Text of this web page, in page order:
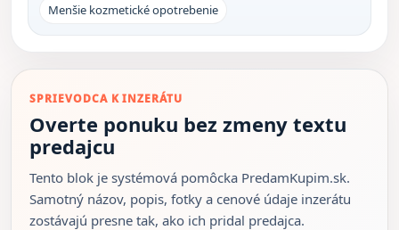
Menšie kozmetické opotrebenie
SPRIEVODCA K INZERÁTU
Overte ponuku bez zmeny textu
predajcu
Tento blok je systémová pomôcka PredamKupim.sk.
Samotný názov, popis, fotky a cenové údaje inzerátu
zostávajú presne tak, ako ich pridal predajca.